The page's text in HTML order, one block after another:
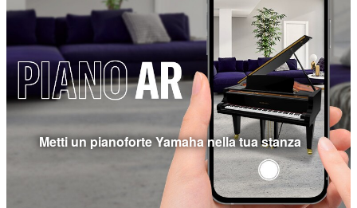
Metti un pianoforte Yamaha nella tua stanza